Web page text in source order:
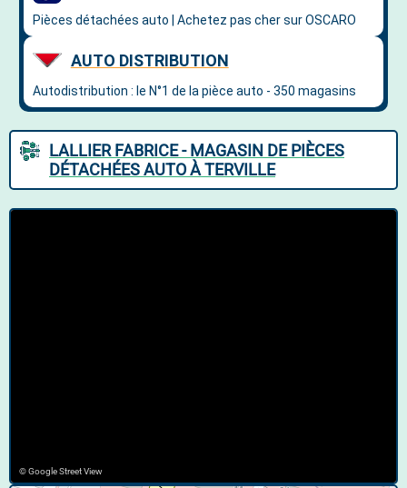
LALLIER FABRICE - MAGASIN DE PIÈCES
DÉTACHÉES AUTO À TERVILLE
© Google Street View